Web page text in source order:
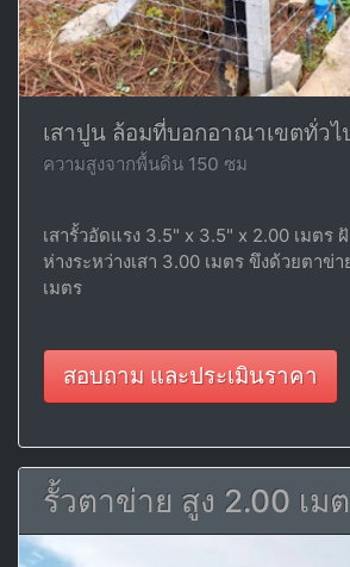
เสาปูน ล้อมที่บอกอาณาเขตทั่วไ
ความสูงจากพื้นดิน 150 ซม
เสารั้วอัดแรง 3.5" x 3.5" x 2.00 เมตร
ห่างระหว่างเสา 3.00 เมตร ขึงด้วยตาข่
เมตร
สอบถาม และประเมินราคา
รั้วตาข่าย สูง 2.00 เม